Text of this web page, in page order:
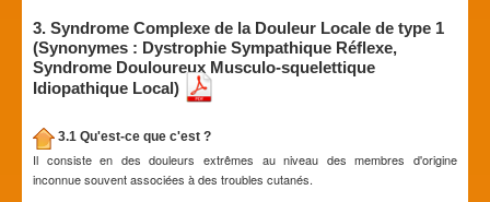
3. Syndrome Complexe de la Douleur Locale de type 1
(Synonymes : Dystrophie Sympathique Réflexe,
Syndrome Douloureux Musculo-squelettique
Idiopathique Local)
3.1 Qu'est-ce que c'est ?
Il consiste en des douleurs extrêmes au niveau des membres d'origine
inconnue souvent associées à des troubles cutanés.